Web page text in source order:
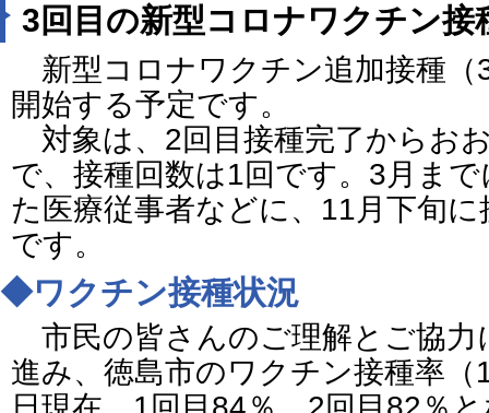
3回目の新型コロナワクチン接
新型コロナワクチン追加接種（
開始する予定です。
対象は、2回目接種完了からお
で、接種回数は1回です。3月ま
た医療従事者などに、11月下旬
です。
◆ワクチン接種状況
市民の皆さんのご理解とご協力
進み、徳島市のワクチン接種率